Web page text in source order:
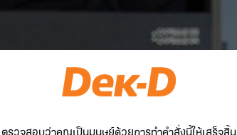
ตรวจสอบว่าคุณเป็นมนุษย์ด้วยการทำคำสั่งนี้ให้เสร็จสิ้น